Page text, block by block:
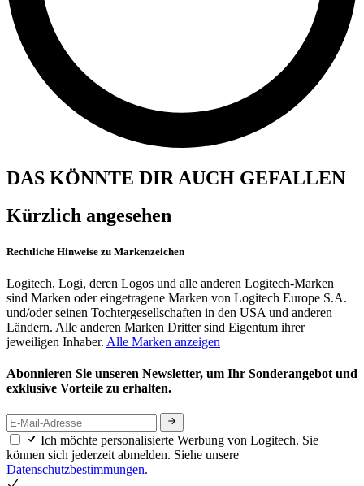
DAS KÖNNTE DIR AUCH GEFALLEN
Kürzlich angesehen
Rechtliche Hinweise zu Markenzeichen
Logitech, Logi, deren Logos und alle anderen Logitech-Marken
sind Marken oder eingetragene Marken von Logitech Europe S.A.
und/oder seinen Tochtergesellschaften in den USA und anderen
Ländern. Alle anderen Marken Dritter sind Eigentum ihrer
jeweiligen Inhaber. Alle Marken anzeigen
Abonnieren Sie unseren Newsletter, um Ihr Sonderangebot und
exklusive Vorteile zu erhalten.
Ich möchte personalisierte Werbung von Logitech. Sie
können sich jederzeit abmelden. Siehe unsere
Datenschutzbestimmungen.